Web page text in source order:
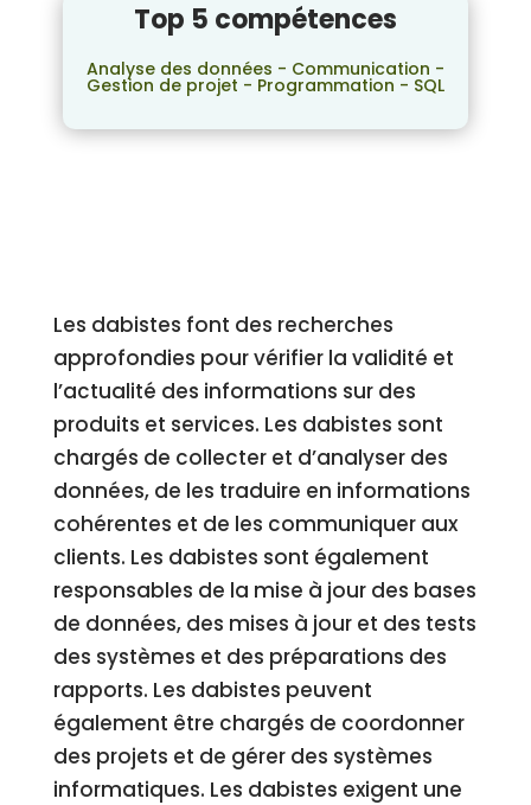
Top 5 compétences
Analyse des données - Communication -
Gestion de projet - Programmation - SQL
Les dabistes font des recherches
approfondies pour vérifier la validité et
l’actualité des informations sur des
produits et services. Les dabistes sont
chargés de collecter et d’analyser des
données, de les traduire en informations
cohérentes et de les communiquer aux
clients. Les dabistes sont également
responsables de la mise à jour des bases
de données, des mises à jour et des tests
des systèmes et des préparations des
rapports. Les dabistes peuvent
également être chargés de coordonner
des projets et de gérer des systèmes
informatiques. Les dabistes exigent une